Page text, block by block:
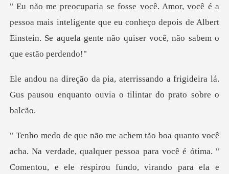
mais inteligente que eu conheço depois de Albert
Einstein. Se
do a frigideira lá.
Gus pausou enquanto
soa para você é ótima. "
Comentou, e ele respirou fundo, virando para ela e